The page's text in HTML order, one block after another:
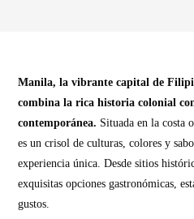
Manila, la vibrante capital de
combina la rica historia colonial
contemporánea. Situada en la costa
es un crisol de culturas, colores y
experiencia única. Desde sitios
exquisitas opciones gastronómicas,
gustos.